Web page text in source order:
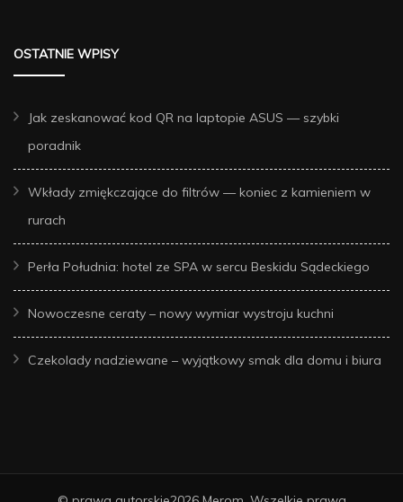
OSTATNIE WPISY
Jak zeskanować kod QR na laptopie ASUS — szybki
poradnik
Wkłady zmiękczające do filtrów — koniec z kamieniem w
rurach
Perła Południa: hotel ze SPA w sercu Beskidu Sądeckiego
Nowoczesne ceraty – nowy wymiar wystroju kuchni
Czekolady nadziewane – wyjątkowy smak dla domu i biura